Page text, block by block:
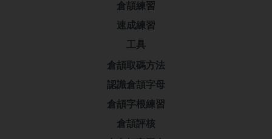
倉頡練習
速成練習
工具
倉頡取碼方法
認識倉頡字母
倉頡字根練習
倉頡評核